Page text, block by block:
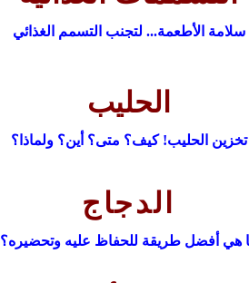
سلامة الأطعمة... لتجنب التسمم الغذائي
الحليب
تخزين الحليب! كيف؟ متى؟ أين؟ ولماذا؟
الدجاج
هي أفضل طريقة للحفاظ عليه وتحضيره؟